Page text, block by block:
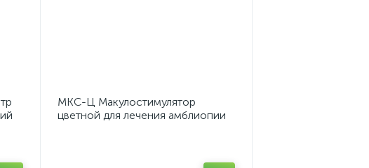
МКС-Ц Макулостимулятор
цветной для лечения амблиопии